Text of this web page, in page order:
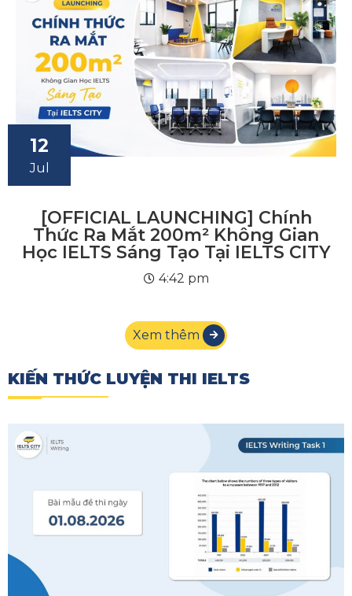
12
Jul
[OFFICIAL LAUNCHING] Chính
Thức Ra Mắt 200m² Không Gian
Học IELTS Sáng Tạo Tại IELTS CITY
4:42 pm
Xem thêm
KIẾN THỨC LUYỆN THI IELTS